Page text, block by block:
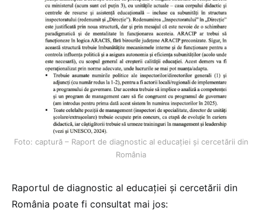
Foto: captură – Raport de diagnostic al educației și cercetării din
România
Raportul de diagnostic al educației și cercetării din
România poate fi consultat mai jos: